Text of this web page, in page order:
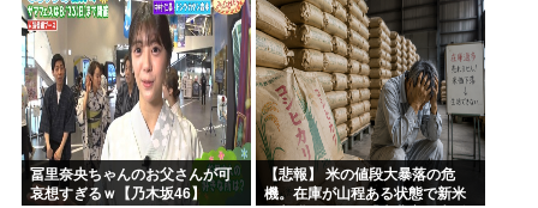
冨里奈央ちゃんのお父さんが可
哀想すぎるｗ【乃木坂46】
【悲報】 米の値段大暴落の危
機。在庫が山程ある状態で新米